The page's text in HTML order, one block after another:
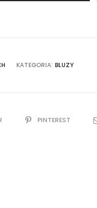
KATEGORIA:BLUZY
PINTEREST